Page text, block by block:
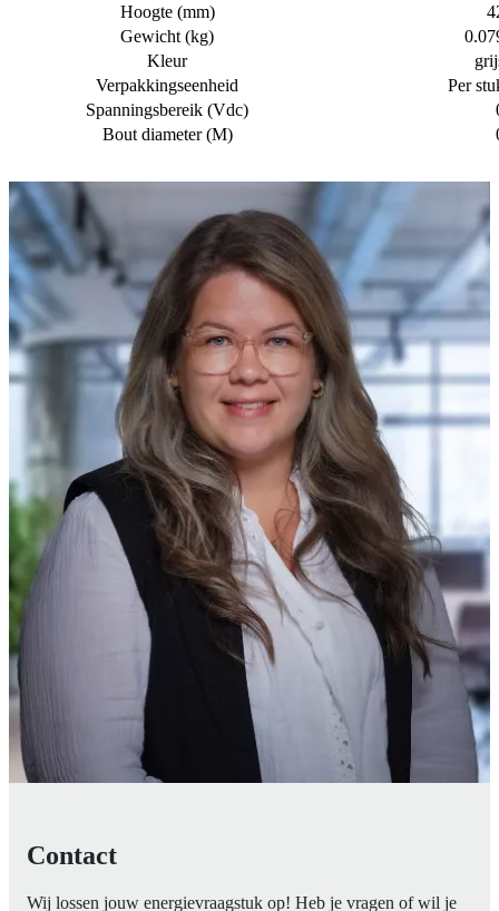
Hoogte (mm)
Gewicht (kg)
Kleur
Verpakkingseenheid
Per
Spanningsbereik (Vdc)
Bout diameter (M)
Contact
Wij lossen jouw energievraagstuk op! Heb je vragen of wil je